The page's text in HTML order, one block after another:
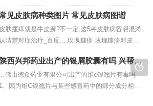
业的中医紫癜专家或中西医...
会起到很好的效果，最好是到辽宁中医系统的调
一下内分泌，及根据自己的身体情况，做个外敷
内调。毕竟中医药调理还是从全方位的考虑，但是
程会比较慢。2、沈阳治疗牛皮癣效果最好的是沈
二零一医院皮肤科。他们专业治...
见皮肤病种类图片 常见皮肤病图谱
皮肤瘙痒就是牛皮癣?不一定,这5种皮肤病容易混淆,
清楚对症治疗_百度... 玫瑰糠疹 玫瑰糠疹对皮肤
损害部位主要在患者四肢以及躯干，皮肤损害的
长轴通常与皮纹的纹路是一致的。患者皮肤表面会
有一些鳞屑出现，鳞屑的主要特点是薄并且细小
的。另一种则是皮肤本身的疾病，例如：皮炎、湿
陕西兴邦药业出产的银屑胶囊有吗 兴帮银
屑胶囊
...佛山德众药业有限公司出产的维c银翘片有毒吗
1、因为维C银翘片与某些感冒药中的部分成分相